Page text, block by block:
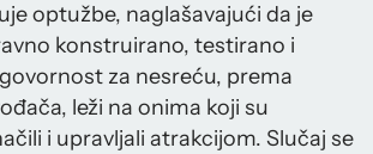
optužbe, naglašavajući da je
konstruirano, testirano i
za nesreću, prema
leži na onima koji su
i upravljali atrakcijom. Slučaj se